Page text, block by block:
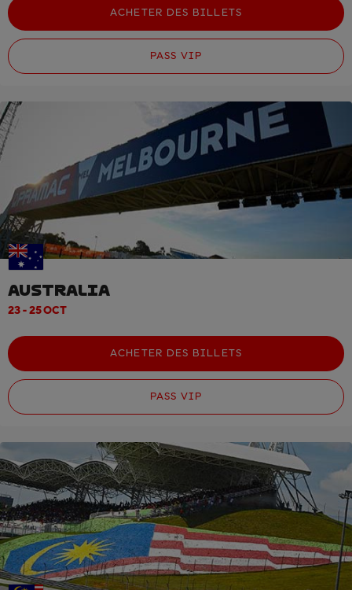
ACHETER DES BILLETS
PASS VIP
AUSTRALIA
23 - 25 OCT
ACHETER DES BILLETS
PASS VIP